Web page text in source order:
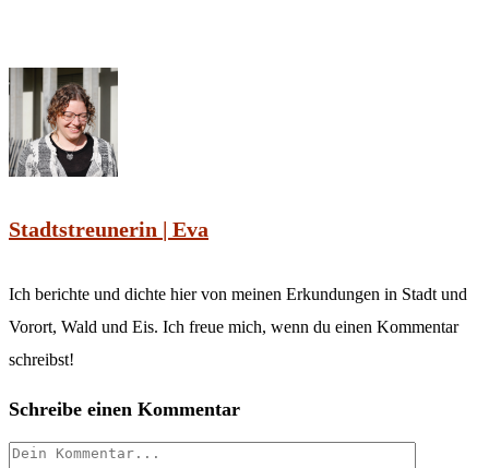
Stadtstreunerin | Eva
Ich berichte und dichte hier von meinen Erkundungen in Stadt und
Vorort, Wald und Eis. Ich freue mich, wenn du einen Kommentar
schreibst!
Schreibe einen Kommentar